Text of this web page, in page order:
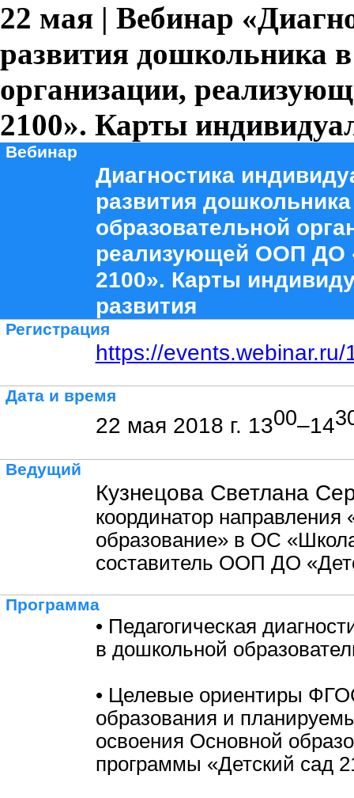
22 мая | Вебинар
развития дошкольника
организации,
2100». Карты
Вебинар
Диагностика
развития
образовательной
реализующей ООП ДО
2100». Карты
развития
Регистрация
https://
Дата и время
22 мая 2018 г. 1300–14
Ведущий
Кузнецова Светлана
координатор направления
образование» в ОС
составитель ООП ДО
Программа
• Педагогическая
в дошкольной
• Целевые ориентиры
образования и
освоения Основной
программы «Детский сад